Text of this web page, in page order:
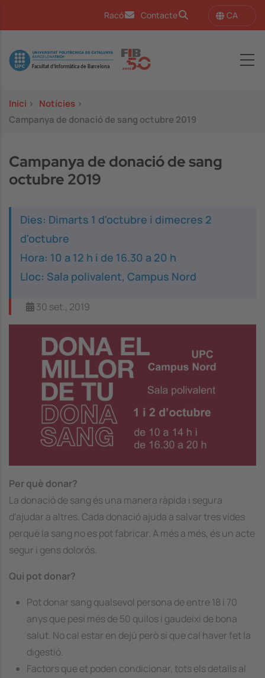
Racó Contacte CA
Image
Inici > Notícies >
Campanya de donació de sang octubre 2019
Campanya de donació de sang
octubre 2019
Dies: Dimarts 1 d'octubre i dimecres 2
d'octubre
Hora: 10 a 12 h i de 16.30 a 20 h
Lloc: Sala polivalent, Campus Nord
30 set., 2019
Per què donar?
La donació de sang és una manera ràpida i segura
d'ajudar a altres. Cada donació ajuda a salvar tres vides
perquè la sang no es pot fabricar. A més a més, és un acte
segur i gens dolorós.
Qui pot donar?
Pot donar sang qualsevol persona de entre 18 i 70
anys que pesi més de 50 quilos i gaudeixi de bona
salut. No cal estar en dejú però si que cal haver fet la
digestió.
Factors que et poden condicionar, tots els detalls al